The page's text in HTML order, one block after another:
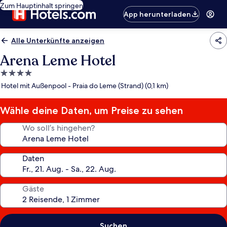
Zum Hauptinhalt springen
App herunterladen
Alle Unterkünfte anzeigen
Arena Leme Hotel
4.0-
Sterne-
Hotel mit Außenpool - Praia do Leme (Strand) (0,1 km)
Wähle deine Daten, um Preise zu sehen
Wo soll’s hingehen?
Daten
Gäste